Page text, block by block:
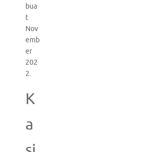
bua
t
Nov
emb
er
202
2.
K
a